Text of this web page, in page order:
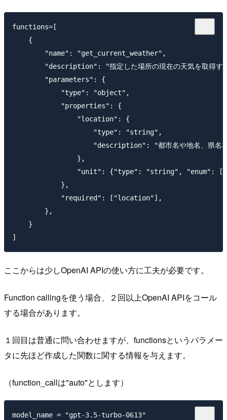
functions=[
    {
        "name": "get_current_weather",
"description": "指定した場所の現在の天気を取得す
        "parameters": {
            "type": "object",
            "properties": {
                "location": {
                    "type": "string",
"description": "都市名や地名、県名
                },
"unit": {"type": "string", "enum":
            },
            "required": ["location"],
        },
    }
ここからは少しOpenAI APIの使い方に工夫が必要です。
Function callingを使う場合、２回以上OpenAI APIをコール
する場合があります。
１回目は普通に問い合わせますが、functionsというパラメー
タに先ほど作成した関数に関する情報を与えます。
（function_callは"auto"とします）
model_name = "gpt-3.5-turbo-0613"